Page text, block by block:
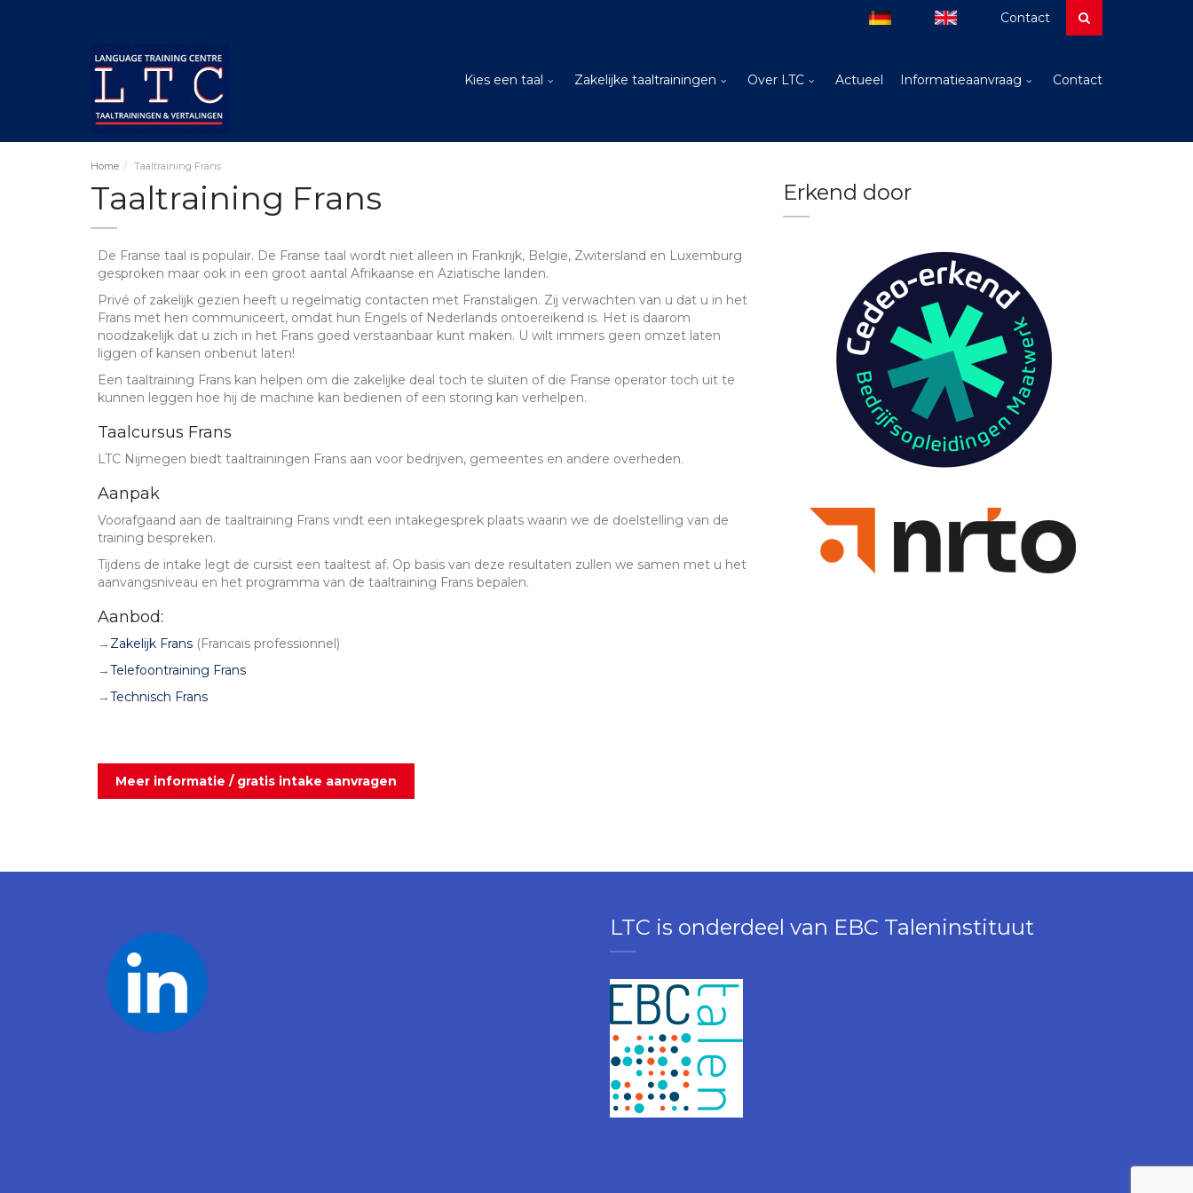
Contact
Kies een taal Zakelijke taaltrainingen Over LTC Actueel Informatieaanvraag Contact
Home Taaltraining Frans
Taaltraining Frans
De Franse taal is populair. De Franse taal wordt niet alleen in Frankrijk, Belgie, Zwitersland en Luxemburg
gesproken maar ook in een groot aantal Afrikaanse en Aziatische landen.
Privé of zakelijk gezien heeft u regelmatig contacten met Franstaligen. Zij verwachten van u dat u in het
Frans met hen communiceert, omdat hun Engels of Nederlands ontoereikend is. Het is daarom
noodzakelijk dat u zich in het Frans goed verstaanbaar kunt maken. U wilt immers geen omzet laten
liggen of kansen onbenut laten!
Een taaltraining Frans kan helpen om die zakelijke deal toch te sluiten of die Franse operator toch uit te
kunnen leggen hoe hij de machine kan bedienen of een storing kan verhelpen.
Taalcursus Frans
LTC Nijmegen biedt taaltrainingen Frans aan voor bedrijven, gemeentes en andere overheden.
Aanpak
Voorafgaand aan de taaltraining Frans vindt een intakegesprek plaats waarin we de doelstelling van de
training bespreken.
Tijdens de intake legt de cursist een taaltest af. Op basis van deze resultaten zullen we samen met u het
aanvangsniveau en het programma van de taaltraining Frans bepalen.
Aanbod:
→ Zakelijk Frans (Francais professionnel)
→Telefoontraining Frans
→Technisch Frans
Meer informatie / gratis intake aanvragen
Erkend door
LTC is onderdeel van EBC Taleninstituut